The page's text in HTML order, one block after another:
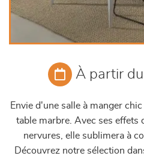
À partir
Envie d'une salle à manger
table marbre. Avec ses effets
nervures, elle sublimera à
Découvrez notre sélection